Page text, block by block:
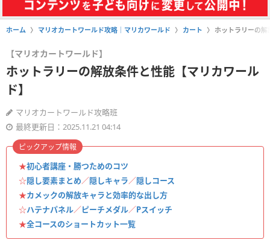
ホーム マリオカートワールド攻略｜マリカワールド カート ホットラリーの
【マリオカートワールド】
ホットラリーの解放条件と性能【マリカワール
ド】
マリオカートワールド攻略班
最終更新日：2025.11.21 04:14
★初心者講座・勝つためのコツ
☆隠し要素まとめ／隠しキャラ／隠しコース
★カメックの解放キャラと効率的な出し方
☆ハテナパネル／ピーチメダル／Pスイッチ
★全コースのショートカット一覧
ピックアップ情報